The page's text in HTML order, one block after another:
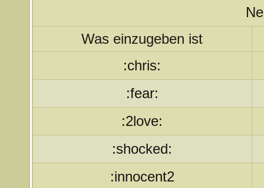
Was einzugeben ist
:chris:
:fear:
:2love:
:shocked:
:innocent2